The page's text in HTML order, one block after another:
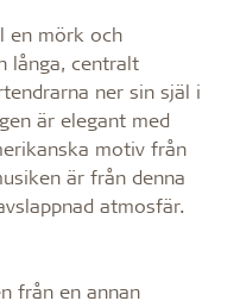
en mörk och
långa, centralt
ner sin själ i
är elegant med
motiv från
är från denna
atmosfär.
från en annan